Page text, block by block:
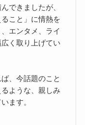
できましたが、
こと」に情熱を
エンタメ、ライ
く取り上げてい
、今話題のこと
ような、親しみ
ます。